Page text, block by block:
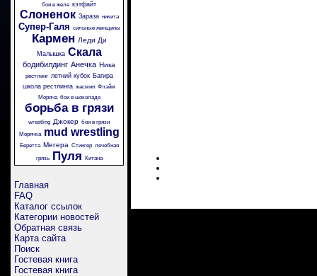
бои в желе кэтфайт
Слоненок Зараза никита
Супер-Галя сильные женщины
Кармен Леди Ди
Малышка Скала
бодибилдинг Анечка Ника
рестлинг летний кубок Багира
школа рестлинга жасмин Флэйм
Моряча бои в шоколаде
борьба в грязи
wrestling Джокер бои в грязи
Морячка
mud wrestling
Беретта Мегера Стингер лечебная
грязь
Пуля Китана
Главная
FAQ
Каталог ссылок
Категории новостей
Обратная связь
Карта сайта
Поиск
Гостевая книга
Гостевая книга